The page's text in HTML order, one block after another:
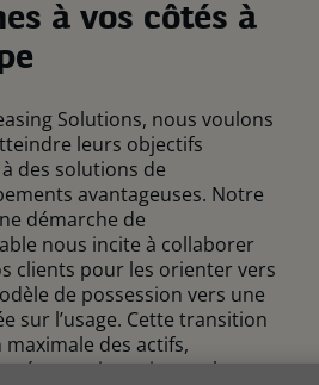
à vos côtés à
Solutions, nous voulons
leurs objectifs
des solutions de
avantageuses. Notre
démarche de
nous incite à collaborer
clients pour les orienter vers
de possession vers une
sur l’usage. Cette transition
des actifs,
économie toujours plus